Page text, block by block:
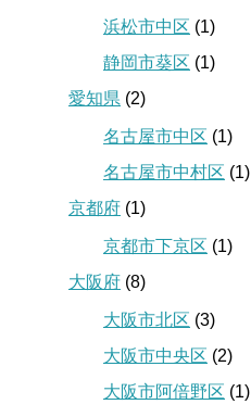
浜松市中区 (1)
静岡市葵区 (1)
愛知県 (2)
名古屋市中区 (1)
名古屋市中村区 (1)
京都府 (1)
京都市下京区 (1)
大阪府 (8)
大阪市北区 (3)
大阪市中央区 (2)
大阪市阿倍野区 (1)